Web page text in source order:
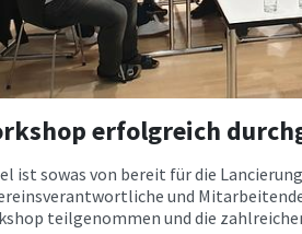
erfolgreich
ist sowas von bereit für die
und
teilgenommen und die